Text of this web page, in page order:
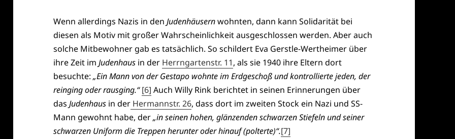
Wenn allerdings Nazis in denJudenhäusernwohnten, dann kann Solidarität bei
diesen als Motiv mit großer Wahrscheinlichkeit ausgeschlossen werden. Aber auch
solche Mitbewohner gab es tatsächlich. So schildert Eva Gerstle-Wertheimer über
ihre Zeit imJudenhaus in der Herrngartenstr. 11, als sie 1940 ihre Eltern dort
besuchte:„Ein Mann von der Gestapo wohnte im Erdgeschoß und kontrollierte jeden, der
reinging oder rausging.“ [6] Auch Willy Rink berichtet in seinen Erinnerungen über
dasJudenhaus in der Hermannstr. 26, dass dort im zweiten Stock ein Nazi und SS-
Mann gewohnt habe, der„in seinen hohen, glänzenden schwarzen Stiefeln und seiner
schwarzen Uniform die Treppen herunter oder hinauf (polterte)“.[7]